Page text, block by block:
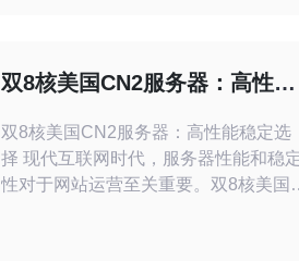
双8核美国CN2服务器：高性能
双8核美国CN2服务器：高性能稳定选
择 现代互联网时代，服务器性能和稳定
性对于网站运营至关重要。双8核美国